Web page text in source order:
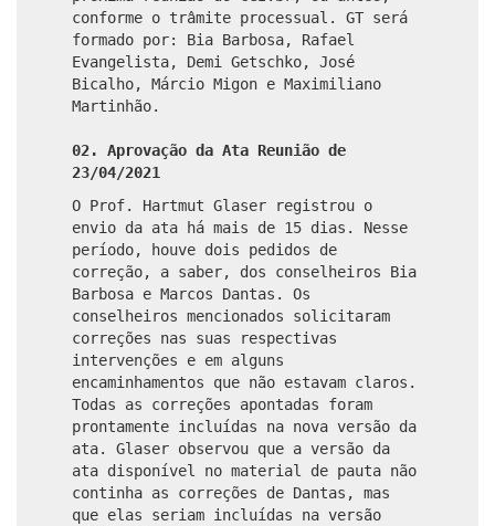
conforme o trâmite processual. GT será
formado por: Bia Barbosa, Rafael
Evangelista, Demi Getschko, José
Bicalho, Márcio Migon e Maximiliano
Martinhão.
02. Aprovação da Ata Reunião de
23/04/2021
O Prof. Hartmut Glaser registrou o
envio da ata há mais de 15 dias. Nesse
período, houve dois pedidos de
correção, a saber, dos conselheiros Bia
Barbosa e Marcos Dantas. Os
conselheiros mencionados solicitaram
correções nas suas respectivas
intervenções e em alguns
encaminhamentos que não estavam claros.
Todas as correções apontadas foram
prontamente incluídas na nova versão da
ata. Glaser observou que a versão da
ata disponível no material de pauta não
continha as correções de Dantas, mas
que elas seriam incluídas na versão